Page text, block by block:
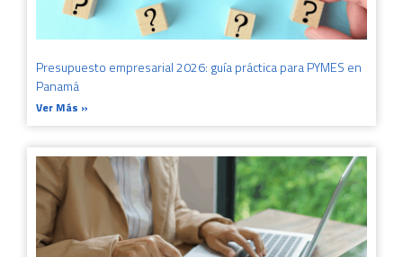
Presupuesto empresarial 2026: guía práctica para PYMES en
Panamá
Ver Más »